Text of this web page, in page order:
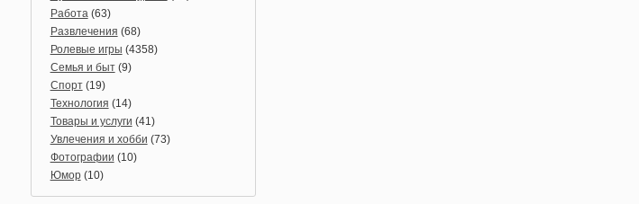
Работа(63)
Развлечения (68)
Ролевые игры (4358)
Семья и быт(9)
Спорт(19)
Технология (14)
Товары и услуги (41)
Увлечения и хобби (73)
Фотографии (10)
Юмор(10)